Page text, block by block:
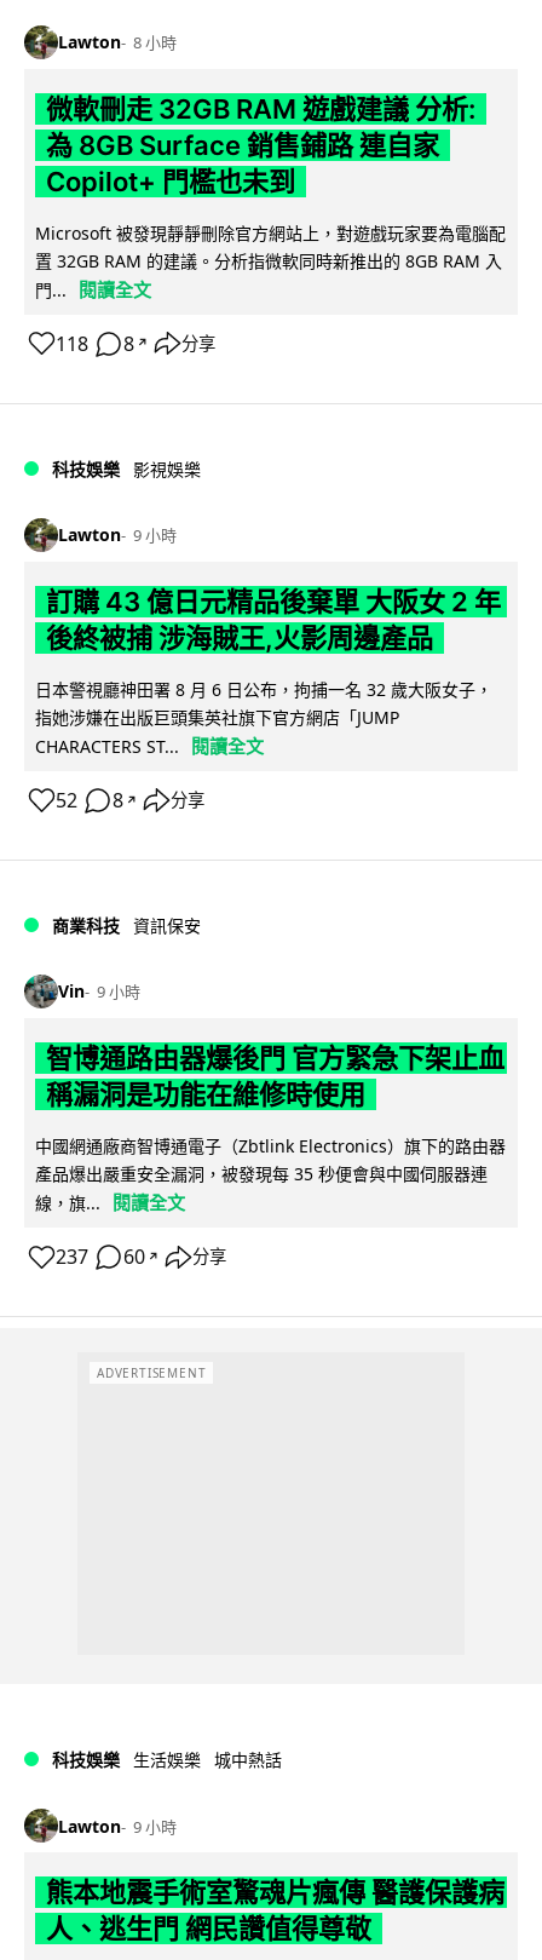
Lawton 8 小時
微軟刪走 32GB RAM 遊戲建議 分析:
為 8GB Surface 銷售鋪路 連自家
Copilot+ 門檻也未到
Microsoft 被發現靜靜刪除官方網站上，對遊戲玩家要為電腦配
置 32GB RAM 的建議。分析指微軟同時新推出的 8GB RAM 入
門...
閱讀全文
118 8 ↗ 分享
科技娛樂 影視娛樂
Lawton 9 小時
訂購 43 億日元精品後棄單 大阪女 2 年
後終被捕 涉海賊王,火影周邊產品
日本警視廳神田署 8 月 6 日公布，拘捕一名 32 歲大阪女子，
指她涉嫌在出版巨頭集英社旗下官方網店「JUMP
CHARACTERS ST...
閱讀全文
52 8 ↗ 分享
商業科技 資訊保安
Vin 9 小時
智博通路由器爆後門 官方緊急下架止血
稱漏洞是功能在維修時使用
中國網通廠商智博通電子（Zbtlink Electronics）旗下的路由器
產品爆出嚴重安全漏洞，被發現每 35 秒便會與中國伺服器連
線，旗...
閱讀全文
237 60 ↗ 分享
ADVERTISEMENT
科技娛樂 生活娛樂 城中熱話
Lawton 9 小時
熊本地震手術室驚魂片瘋傳 醫護保護病
人、逃生門 網民讚值得尊敬